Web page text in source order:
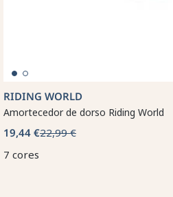
RIDING WORLD
Amortecedor de dorso Riding World
19,44 €22,99 €
7 cores